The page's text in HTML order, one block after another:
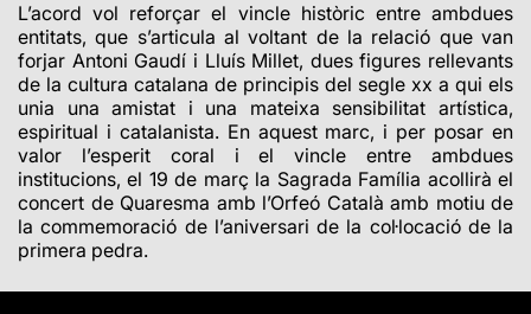
L’acord vol reforçar el vincle històric entre ambdues
entitats, que s’articula al voltant de la relació que van
forjar Antoni Gaudí i Lluís Millet, dues figures rellevants
de la cultura catalana de principis del segle xx a qui els
unia una amistat i una mateixa sensibilitat artística,
espiritual i catalanista. En aquest marc, i per posar en
valor l’esperit coral i el vincle entre ambdues
institucions, el 19 de març la Sagrada Família acollirà el
concert de Quaresma amb l’Orfeó Català amb motiu de
la commemoració de l’aniversari de la col·locació de la
primera pedra.